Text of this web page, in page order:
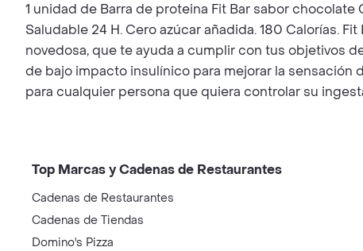
1 unidad de Barra de proteina Fit Bar sabor
Saludable 24 H. Cero azúcar añadida. 180 Calorías.
novedosa, que te ayuda a cumplir con tus objetivos
de bajo impacto insulínico para mejorar la
para cualquier persona que quiera controlar su
Top Marcas y Cadenas de Restaurantes
Cadenas de Restaurantes
Cadenas de Tiendas
Domino's Pizza